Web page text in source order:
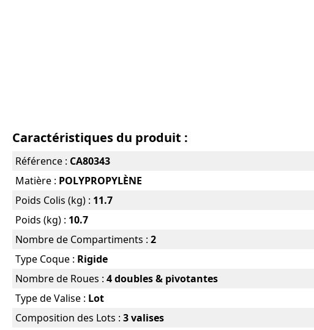
Caractéristiques du produit :
Référence : CA80343
Matière : POLYPROPYLÈNE
Poids Colis (kg) : 11.7
Poids (kg) : 10.7
Nombre de Compartiments : 2
Type Coque : Rigide
Nombre de Roues : 4 doubles & pivotantes
Type de Valise : Lot
Composition des Lots : 3 valises